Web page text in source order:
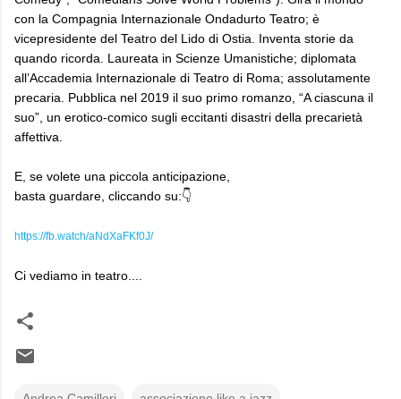
con la Compagnia Internazionale Ondadurto Teatro; è
vicepresidente del Teatro del Lido di Ostia. Inventa storie da
quando ricorda. Laureata in Scienze Umanistiche; diplomata
all’Accademia Internazionale di Teatro di Roma; assolutamente
precaria. Pubblica nel 2019 il suo primo romanzo, “A ciascuna il
suo”, un erotico-comico sugli eccitanti disastri della precarietà
affettiva.
E, se volete una piccola anticipazione,
basta guardare, cliccando su:👇
https://fb.watch/aNdXaFKf0J/
Ci vediamo in teatro....